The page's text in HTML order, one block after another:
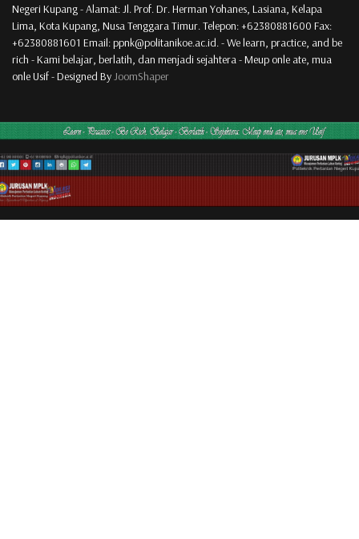
Negeri Kupang - Alamat: Jl. Prof. Dr. Herman Yohanes, Lasiana, Kelapa
Lima, Kota Kupang, Nusa Tenggara Timur. Telepon: +62380881600 Fax:
+62380881601 Email: ppnk@politanikoe.ac.id. - We learn, practice, and be
rich - Kami belajar, berlatih, dan menjadi sejahtera - Meup onle ate, mua
onle Usif - Designed By JoomShaper